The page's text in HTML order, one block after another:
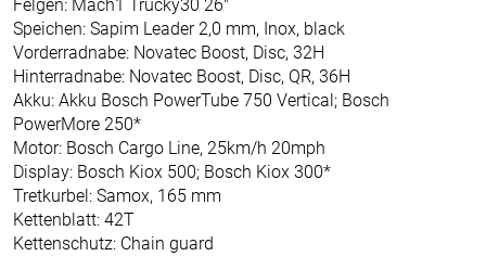
Felgen: Mach1 Trucky30 26"
Speichen: Sapim Leader 2,0 mm, Inox, black
Vorderradnabe: Novatec Boost, Disc, 32H
Hinterradnabe: Novatec Boost, Disc, QR, 36H
Akku: Akku Bosch PowerTube 750 Vertical; Bosch
PowerMore 250*
Motor: Bosch Cargo Line, 25km/h 20mph
Display: Bosch Kiox 500; Bosch Kiox 300*
Tretkurbel: Samox, 165 mm
Kettenblatt: 42T
Kettenschutz: Chain guard